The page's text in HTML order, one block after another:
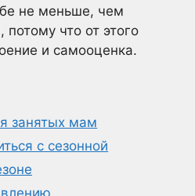
не меньше, чем
потому что от этого
и самооценка.
занятых мам
с сезонной